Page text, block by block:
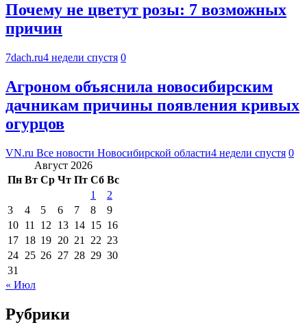
Почему не цветут розы: 7 возможных
причин
7dach.ru4 недели спустя 0
Агроном объяснила новосибирским
дачникам причины появления кривых
огурцов
VN.ru Все новости Новосибирской области4 недели спустя 0
Август 2026
Пн Вт Ср Чт Пт Сб Вс
1
2
3
4 5 6 7 8
9
10 11 12 13 14 15 16
17 18 19 20 21 22 23
24 25 26 27 28 29 30
31
« Июл
Рубрики